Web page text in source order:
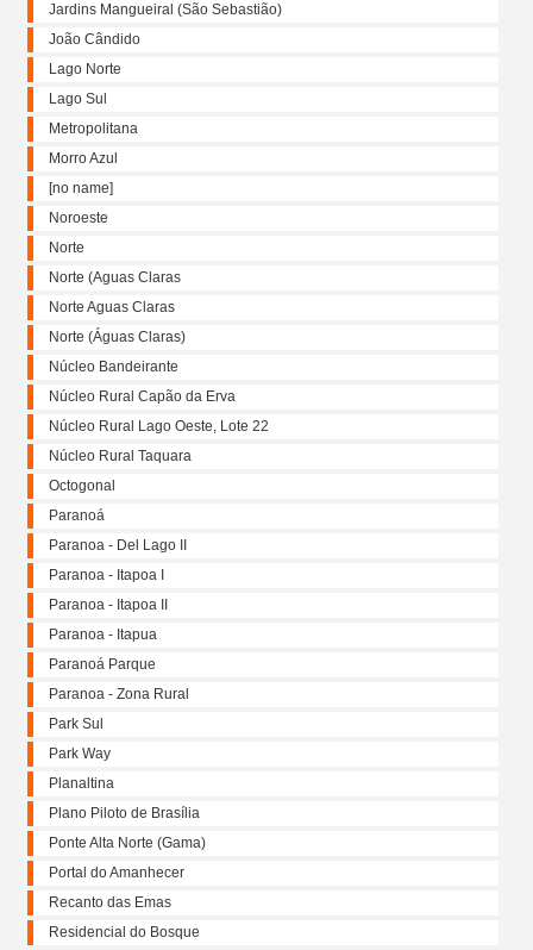
Jardins Mangueiral (São Sebastião)
João Cândido
Lago Norte
Lago Sul
Metropolitana
Morro Azul
[no name]
Noroeste
Norte
Norte (Aguas Claras
Norte Aguas Claras
Norte (Águas Claras)
Núcleo Bandeirante
Núcleo Rural Capão da Erva
Núcleo Rural Lago Oeste, Lote 22
Núcleo Rural Taquara
Octogonal
Paranoá
Paranoa - Del Lago II
Paranoa - Itapoa I
Paranoa - Itapoa II
Paranoa - Itapua
Paranoá Parque
Paranoa - Zona Rural
Park Sul
Park Way
Planaltina
Plano Piloto de Brasília
Ponte Alta Norte (Gama)
Portal do Amanhecer
Recanto das Emas
Residencial do Bosque